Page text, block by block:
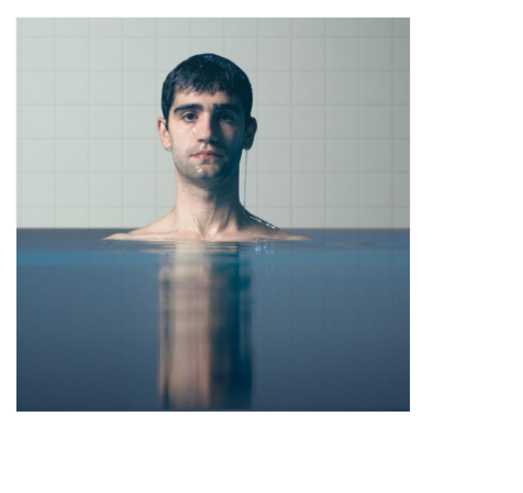
Retiment de Comptes
Accés a Informació Pública
Dades Obertes
Catàleg de Serveis i Tràmits
Equipaments
Mercats Municipals
Webs Municipals